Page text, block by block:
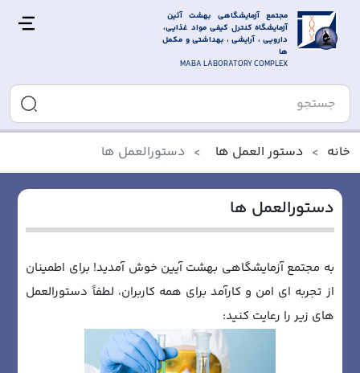
مجتمع آزمایشگاهی بهشت آئین
آزمایشگاه کنترل کیفی مواد غذایی،
دارویی ، آرایشی ، بهداشتی و مکمل
ها
MABA LABORATORY COMPLEX
خانه دستور العمل ها دستورالعمل ها
دستورالعمل ها
به مجتمع آزمایشگاهی بهشت آیین خوش آمدید! برای اطمینان
از تجربه ای امن و کارآمد برای همه کاربران، لطفاً دستورالعمل
های زیر را رعایت کنید: